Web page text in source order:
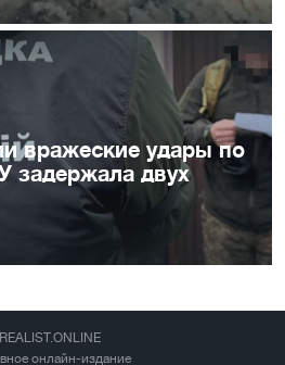
вражеские удары по
задержала двух
онлайн-издание